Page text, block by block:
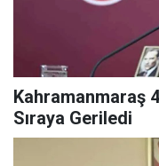
Kahramanmaraş
Sıraya Geriledi